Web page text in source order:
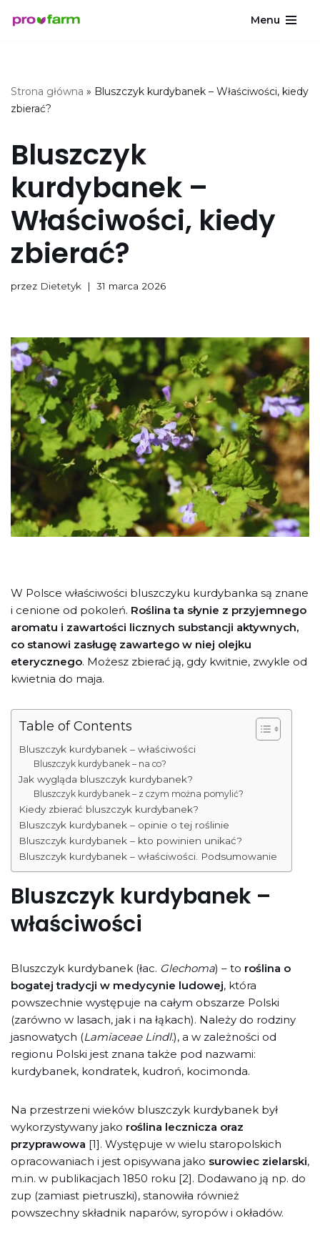
Menu
Strona główna » Bluszczyk kurdybanek – Właściwości, kiedy
zbierać?
Bluszczyk
kurdybanek –
Właściwości, kiedy
zbierać?
przez Dietetyk 31 marca 2026
W Polsce właściwości bluszczyku kurdybanka są znane
i cenione od pokoleń. Roślina ta słynie z przyjemnego
aromatu i zawartości licznych substancji aktywnych,
co stanowi zasługę zawartego w niej olejku
eterycznego. Możesz zbierać ją, gdy kwitnie, zwykle od
kwietnia do maja.
Table of Contents
Bluszczyk kurdybanek – właściwości
Bluszczyk kurdybanek – na co?
Jak wygląda bluszczyk kurdybanek?
Bluszczyk kurdybanek – z czym można pomylić?
Kiedy zbierać bluszczyk kurdybanek?
Bluszczyk kurdybanek – opinie o tej roślinie
Bluszczyk kurdybanek – kto powinien unikać?
Bluszczyk kurdybanek – właściwości. Podsumowanie
Bluszczyk kurdybanek –
właściwości
Bluszczyk kurdybanek (łac. Glechoma) – to roślina o
bogatej tradycji w medycynie ludowej, która
powszechnie występuje na całym obszarze Polski
(zarówno w lasach, jak i na łąkach). Należy do rodziny
jasnowatych (Lamiaceae Lindl.), a w zależności od
regionu Polski jest znana także pod nazwami:
kurdybanek, kondratek, kudroń, kocimonda.
Na przestrzeni wieków bluszczyk kurdybanek był
wykorzystywany jako roślina lecznicza oraz
przyprawowa [1]. Występuje w wielu staropolskich
opracowaniach i jest opisywana jako surowiec zielarski,
m.in. w publikacjach 1850 roku [2]. Dodawano ją np. do
zup (zamiast pietruszki), stanowiła również
powszechny składnik naparów, syropów i okładów.